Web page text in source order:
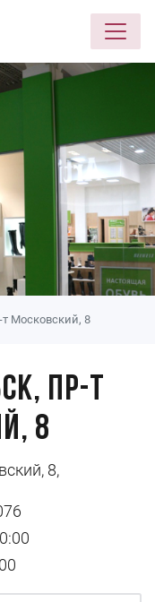
т Московский, 8
пр-т
8
8,